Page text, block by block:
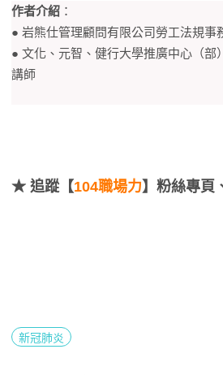
作者介紹 ：
● 岩熊仕管理顧問有限公司勞工法規事
● 文化、元智、健行大學推廣中心（部
講師
★ 追蹤【104職場力】粉絲專頁
新冠肺炎